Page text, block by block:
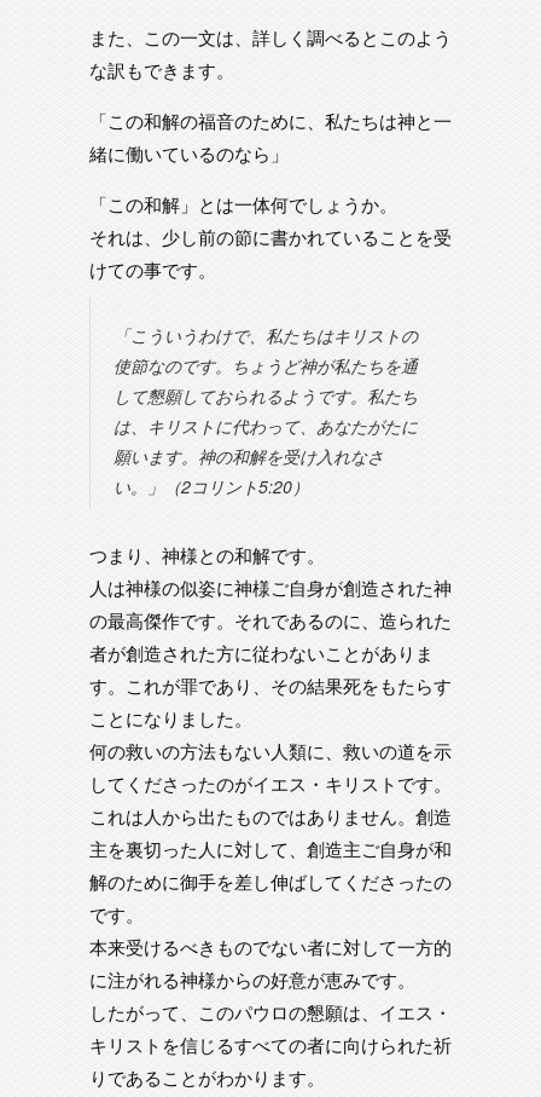
また、この一文は、詳しく調べるとこのよう
な訳もできます。
「この和解の福音のために、私たちは神と一
緒に働いているのなら」
「この和解」とは一体何でしょうか。
それは、少し前の節に書かれていることを受
けての事です。
「こういうわけで、私たちはキリストの
使節なのです。ちょうど神が私たちを通
して懇願しておられるようです。私たち
は、キリストに代わって、あなたがたに
願います。神の和解を受け入れなさ
い。」（2コリント5:20）
つまり、神様との和解です。
人は神様の似姿に神様ご自身が創造された神
の最高傑作です。それであるのに、造られた
者が創造された方に従わないことがありま
す。これが罪であり、その結果死をもたらす
ことになりました。
何の救いの方法もない人類に、救いの道を示
してくださったのがイエス・キリストです。
これは人から出たものではありません。創造
主を裏切った人に対して、創造主ご自身が和
解のために御手を差し伸ばしてくださったの
です。
本来受けるべきものでない者に対して一方的
に注がれる神様からの好意が恵みです。
したがって、このパウロの懇願は、イエス・
キリストを信じるすべての者に向けられた祈
りであることがわかります。